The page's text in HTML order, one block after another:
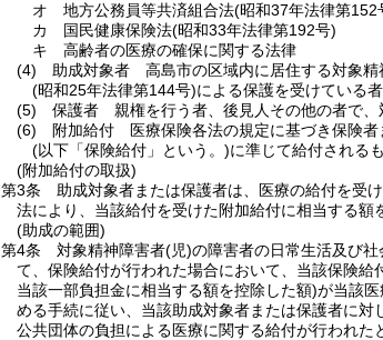
オ
地方公務員等共済組合法(昭和37年法律第152
カ
国民健康保険法(昭和33年法律第192号)
キ
高齢者の医療の確保に関する法律
(4)
助成対象者 高島市の区域内に居住する対象精
(昭和25年法律第144号)による保護を受けている
(5)
保護者 親権を行う者、後見人その他の者で、
(6)
附加給付 医療保険各法の規定に基づき保険者
(以下「保険給付」という。)に準じて給付される
(附加給付の取扱)
第3条
助成対象者または保護者は、医療の給付を受
法により、当該給付を受けた附加給付に相当する額
(助成の範囲)
第4条
対象精神障害者(児)の障害者の日常生活及び
て、保険給付が行われた場合において、当該保険給
当該一部負担金に相当する額を控除した額)が当該
める手続に従い、当該助成対象者または保護者に対
公共団体の負担による医療に関する給付が行われた